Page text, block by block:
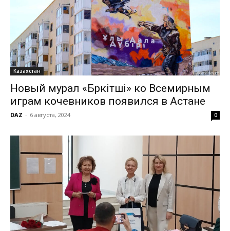
Казахстан
Новый мурал «Бүркітші» ко Всемирным
играм кочевников появился в Астане
DAZ - 6 августа, 2024 0